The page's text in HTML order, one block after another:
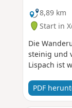
8,89 km
Start in
Die
steinig und
Lispach ist
PDF